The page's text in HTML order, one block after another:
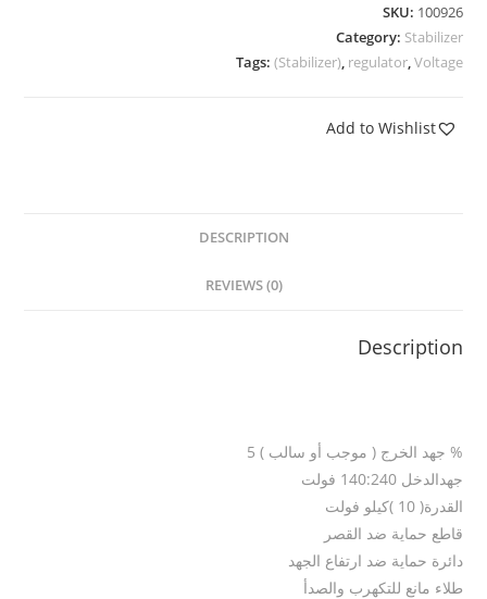
SKU: 100926
Category: Stabilizer
Tags: (Stabilizer), regulator,Voltage
Add to Wishlist
DESCRIPTION
REVIEWS (0)
Description
% جهد الخرج ( موجب أو سالب ) 5
جهدالدخل 140:240 فولت
القدرة( 10 )كيلو فولت
قاطع حماية ضد القصر
دائرة حماية ضد ارتفاع الجهد
طلاء مانع للتكهرب والصدأ